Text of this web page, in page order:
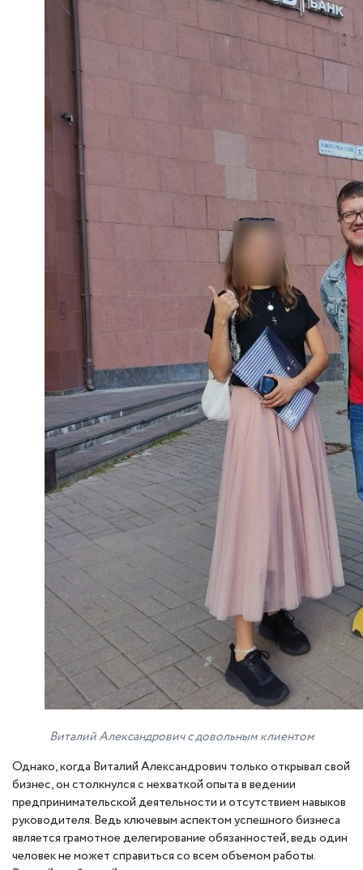
Виталий Александрович с довольным клиентом
Однако, когда Виталий Александрович только открывал свой
бизнес, он столкнулся с нехваткой опыта в ведении
предпринимательской деятельности и отсутствием навыков
руководителя. Ведь ключевым аспектом успешного бизнеса
является грамотное делегирование обязанностей, ведь один
человек не может справиться со всем объемом работы.